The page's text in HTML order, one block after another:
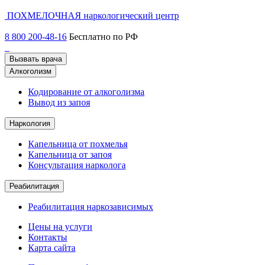
ПОХМЕЛОЧНАЯ наркологический центр
8 800 200-48-16 Бесплатно по РФ
Вызвать врача
Алкоголизм
Кодирование от алкоголизма
Вывод из запоя
Наркология
Капельница от похмелья
Капельница от запоя
Консультация нарколога
Реабилитация
Реабилитация наркозависимых
Цены на услуги
Контакты
Карта сайта